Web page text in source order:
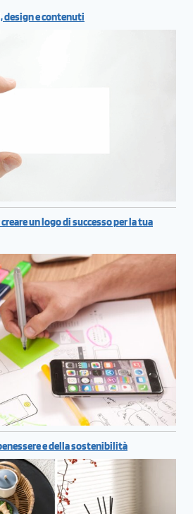
design e contenuti
un logo di successo per la tua
e della sostenibilità